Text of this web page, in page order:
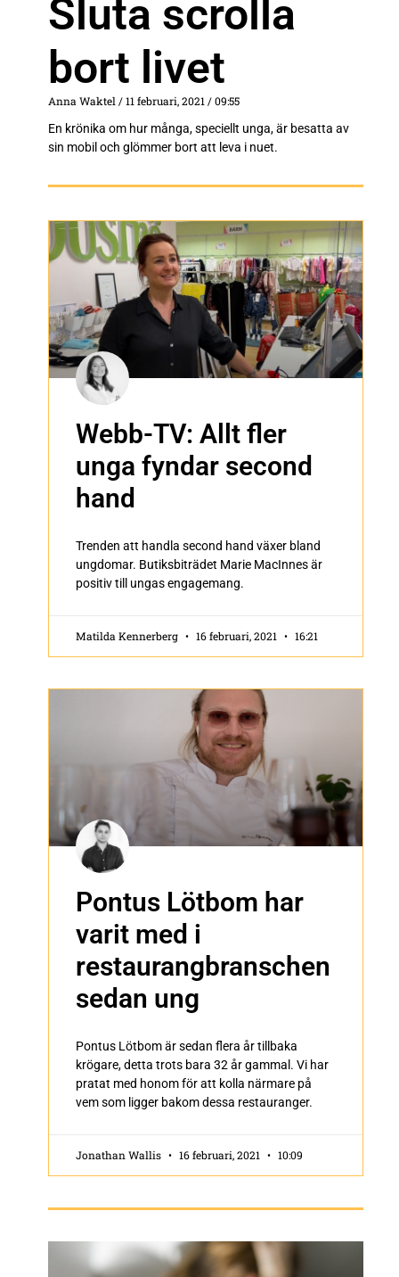
Sluta scrolla
bort livet
Anna Waktel 11 februari, 2021
09:55
En krönika om hur många, speciellt unga, är besatta av
sin mobil och glömmer bort att leva i nuet.
Webb-TV: Allt fler
unga fyndar second
hand
Trenden att handla second hand växer bland
ungdomar. Butiksbiträdet Marie MacInnes är
positiv till ungas engagemang.
Matilda Kennerberg 16 februari, 2021 16:21
Pontus Lötbom har
varit med i
restaurangbranschen
sedan ung
Pontus Lötbom är sedan flera år tillbaka
krögare, detta trots bara 32 år gammal. Vi har
pratat med honom för att kolla närmare på
vem som ligger bakom dessa restauranger.
Jonathan Wallis 16 februari, 2021 10:09